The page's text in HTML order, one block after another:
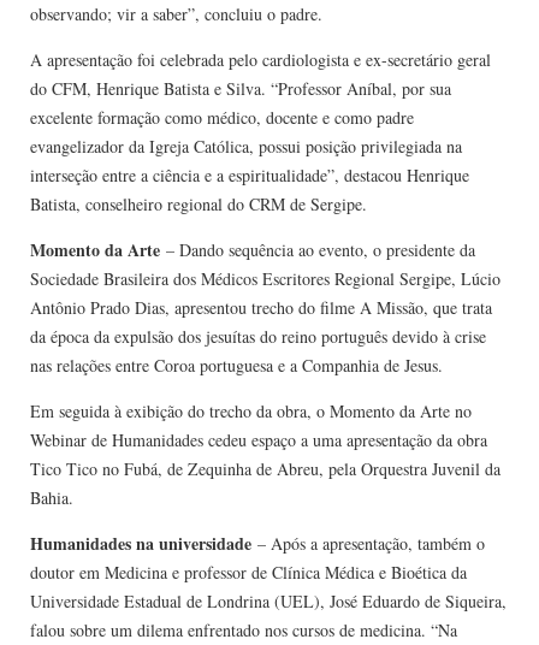
observando; vir a saber”, concluiu o padre.
A apresentação foi celebrada pelo cardiologista e ex-secretário geral
do CFM, Henrique Batista e Silva. “Professor Aníbal, por sua
excelente formação como médico, docente e como padre
evangelizador da Igreja Católica, possui posição privilegiada na
interseção entre a ciência e a espiritualidade”, destacou Henrique
Batista, conselheiro regional do CRM de Sergipe.
Momento da Arte – Dando sequência ao evento, o presidente da
Sociedade Brasileira dos Médicos Escritores Regional Sergipe, Lúcio
Antônio Prado Dias, apresentou trecho do filme A Missão, que trata
da época da expulsão dos jesuítas do reino português devido à crise
nas relações entre Coroa portuguesa e a Companhia de Jesus.
Em seguida à exibição do trecho da obra, o Momento da Arte no
Webinar de Humanidades cedeu espaço a uma apresentação da obra
Tico Tico no Fubá, de Zequinha de Abreu, pela Orquestra Juvenil da
Bahia.
Humanidades na universidade – Após a apresentação, também o
doutor em Medicina e professor de Clínica Médica e Bioética da
Universidade Estadual de Londrina (UEL), José Eduardo de Siqueira,
falou sobre um dilema enfrentado nos cursos de medicina. “Na